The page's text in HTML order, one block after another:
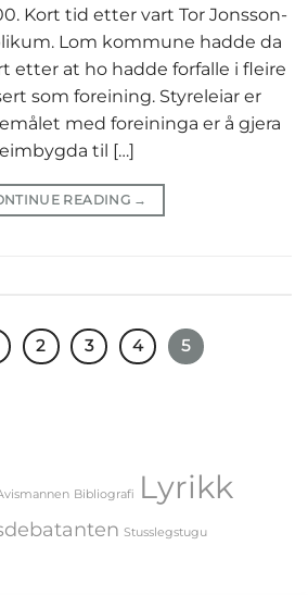
Kort tid etter vart Tor Jonsson-
Lom kommune hadde da
etter at ho hadde forfalle i fleire
som foreining. Styreleiar er
med foreininga er å gjera
til […]
READING →
2 3 4 5
Bibliografi Lyrikk
Stusslegstugu